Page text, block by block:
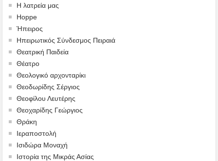
Η λατρεία μας
Hoppe
Ήπειρος
Ηπειρωτικός Σύνδεσμος Πειραιά
Θεατρική Παιδεία
Θέατρο
Θεολογικό αρχονταρίκι
Θεοδωρίδης Σέργιος
Θεοφίλου Λευτέρης
Θεοχαρίδης Γεώργιος
Θράκη
Ιεραποστολή
Ισιδώρα Μοναχή
Ιστορία της Μικράς Ασίας